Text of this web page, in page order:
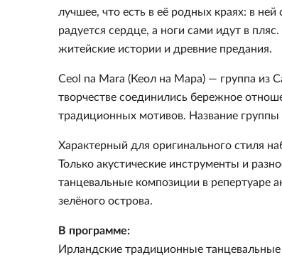
лучшее, что есть в её родных краях: в
радуется сердце, а ноги сами идут в
житейские истории и древние предания.
Ceol na Mara (Кеол на Мара) — группа из
творчестве соединились бережное
традиционных мотивов. Название группы
Характерный для оригинального стиля
Только акустические инструменты и
танцевальные композиции в репертуаре
зелёного острова.
В программе:
Ирландские традиционные